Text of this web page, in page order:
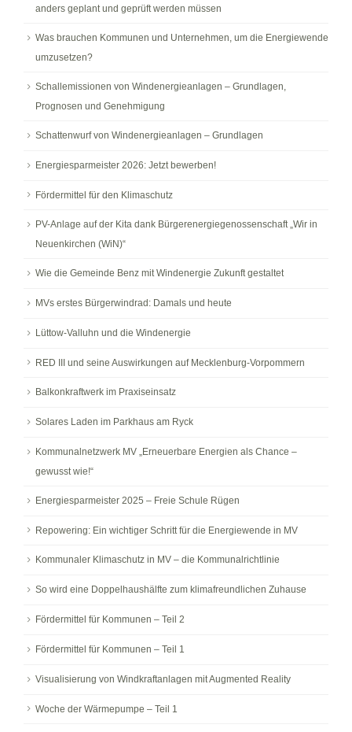
anders geplant und geprüft werden müssen
Was brauchen Kommunen und Unternehmen, um die Energiewende
umzusetzen?
Schallemissionen von Windenergieanlagen – Grundlagen,
Prognosen und Genehmigung
Schattenwurf von Windenergieanlagen – Grundlagen
Energiesparmeister 2026: Jetzt bewerben!
Fördermittel für den Klimaschutz
PV-Anlage auf der Kita dank Bürgerenergiegenossenschaft „Wir in
Neuenkirchen (WiN)“
Wie die Gemeinde Benz mit Windenergie Zukunft gestaltet
MVs erstes Bürgerwindrad: Damals und heute
Lüttow-Valluhn und die Windenergie
RED III und seine Auswirkungen auf Mecklenburg-Vorpommern
Balkonkraftwerk im Praxiseinsatz
Solares Laden im Parkhaus am Ryck
Kommunalnetzwerk MV „Erneuerbare Energien als Chance –
gewusst wie!“
Energiesparmeister 2025 – Freie Schule Rügen
Repowering: Ein wichtiger Schritt für die Energiewende in MV
Kommunaler Klimaschutz in MV – die Kommunalrichtlinie
So wird eine Doppelhaushälfte zum klimafreundlichen Zuhause
Fördermittel für Kommunen – Teil 2
Fördermittel für Kommunen – Teil 1
Visualisierung von Windkraftanlagen mit Augmented Reality
Woche der Wärmepumpe – Teil 1